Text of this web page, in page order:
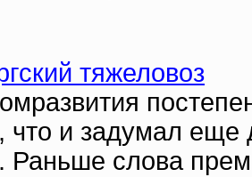
тяжеловоз
что и задумал еще
Раньше слова